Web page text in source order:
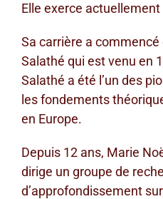
Elle exerce
Sa carrière a commencé
Salathé qui est venu en
Salathé a été l’un des
les fondements
en Europe.
Depuis 12 ans, Marie
dirige un groupe de
d’approfondissement